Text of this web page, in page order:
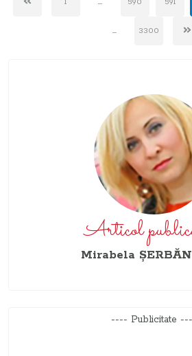
... 3300
Articol
Mirabela
---- Publicitate